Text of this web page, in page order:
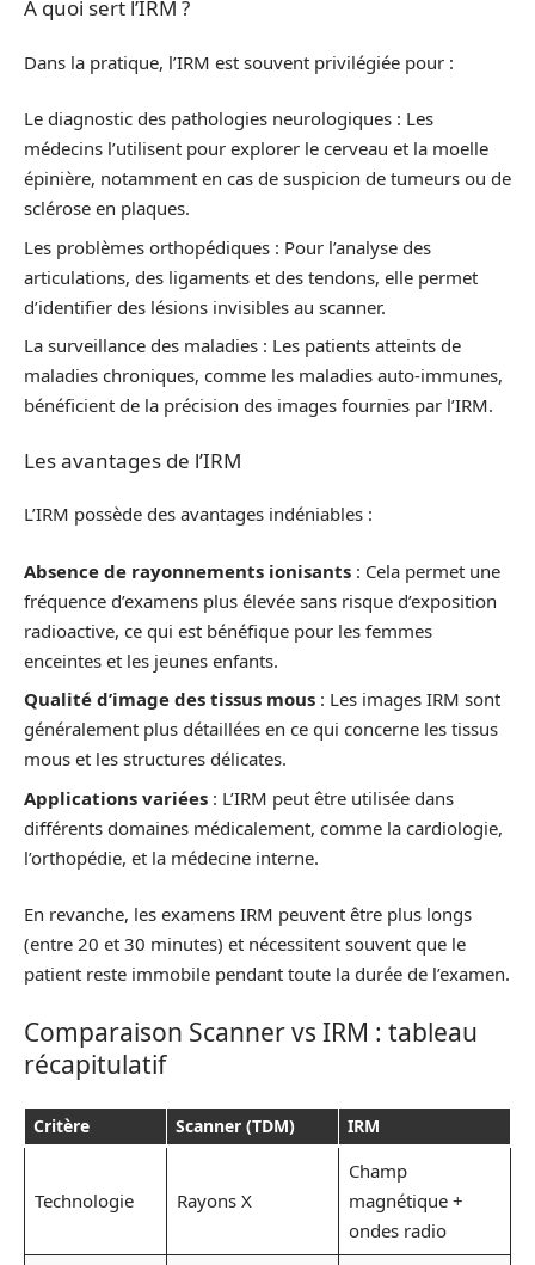
A quoi sert l’IRM ?
Dans la pratique, l’IRM est souvent privilégiée pour :
Le diagnostic des pathologies neurologiques : Les
médecins l’utilisent pour explorer le cerveau et la moelle
épinière, notamment en cas de suspicion de tumeurs ou de
sclérose en plaques.
Les problèmes orthopédiques : Pour l’analyse des
articulations, des ligaments et des tendons, elle permet
d’identifier des lésions invisibles au scanner.
La surveillance des maladies : Les patients atteints de
maladies chroniques, comme les maladies auto-immunes,
bénéficient de la précision des images fournies par l’IRM.
Les avantages de l’IRM
L’IRM possède des avantages indéniables :
Absence de rayonnements ionisants : Cela permet une
fréquence d’examens plus élevée sans risque d’exposition
radioactive, ce qui est bénéfique pour les femmes
enceintes et les jeunes enfants.
Qualité d’image des tissus mous : Les images IRM sont
généralement plus détaillées en ce qui concerne les tissus
mous et les structures délicates.
Applications variées : L’IRM peut être utilisée dans
différents domaines médicalement, comme la cardiologie,
l’orthopédie, et la médecine interne.
En revanche, les examens IRM peuvent être plus longs
(entre 20 et 30 minutes) et nécessitent souvent que le
patient reste immobile pendant toute la durée de l’examen.
Comparaison Scanner vs IRM : tableau
récapitulatif
Critère Scanner (TDM) IRM
Technologie Rayons X
Champ
magnétique +
ondes radio